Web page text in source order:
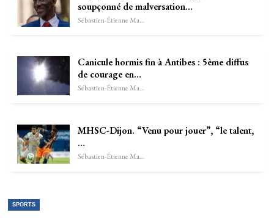
soupçonné de malversation…
Sébastien-Étienne Marechal
Canicule hormis fin à Antibes : 5ème diffus
de courage en…
Sébastien-Étienne Marechal
MHSC-Dijon. “Venu pour jouer”, “le talent,
…
Sébastien-Étienne Marechal
SPORTS